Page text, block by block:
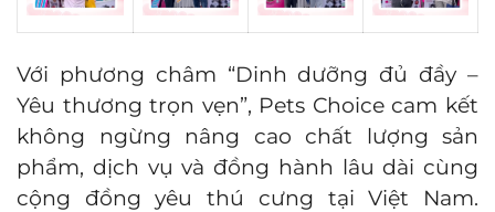
Với phương châm “Dinh dưỡng đủ đầy –
Yêu thương trọn vẹn”, Pets Choice cam kết
không ngừng nâng cao chất lượng sản
phẩm, dịch vụ và đồng hành lâu dài cùng
cộng đồng yêu thú cưng tại Việt Nam.